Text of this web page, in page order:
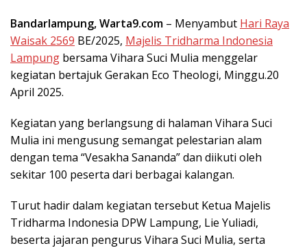
Bandarlampung, Warta9.com – Menyambut Hari Raya
Waisak 2569 BE/2025, Majelis Tridharma Indonesia
Lampung bersama Vihara Suci Mulia menggelar
kegiatan bertajuk Gerakan Eco Theologi, Minggu.20
April 2025.
Kegiatan yang berlangsung di halaman Vihara Suci
Mulia ini mengusung semangat pelestarian alam
dengan tema “Vesakha Sananda” dan diikuti oleh
sekitar 100 peserta dari berbagai kalangan.
Turut hadir dalam kegiatan tersebut Ketua Majelis
Tridharma Indonesia DPW Lampung, Lie Yuliadi,
beserta jajaran pengurus Vihara Suci Mulia, serta